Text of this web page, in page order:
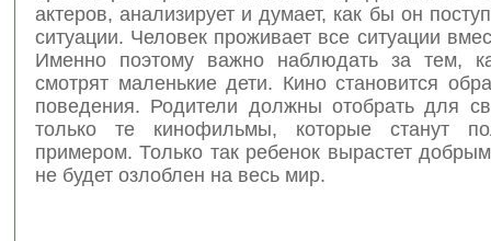
актеров, анализирует и думает, как бы он
ситуации. Человек проживает все ситуации
Именно поэтому важно наблюдать за тем,
смотрят маленькие дети. Кино становится
поведения. Родители должны отобрать для
только те кинофильмы, которые станут
примером. Только так ребенок вырастет
не будет озлоблен на весь мир.